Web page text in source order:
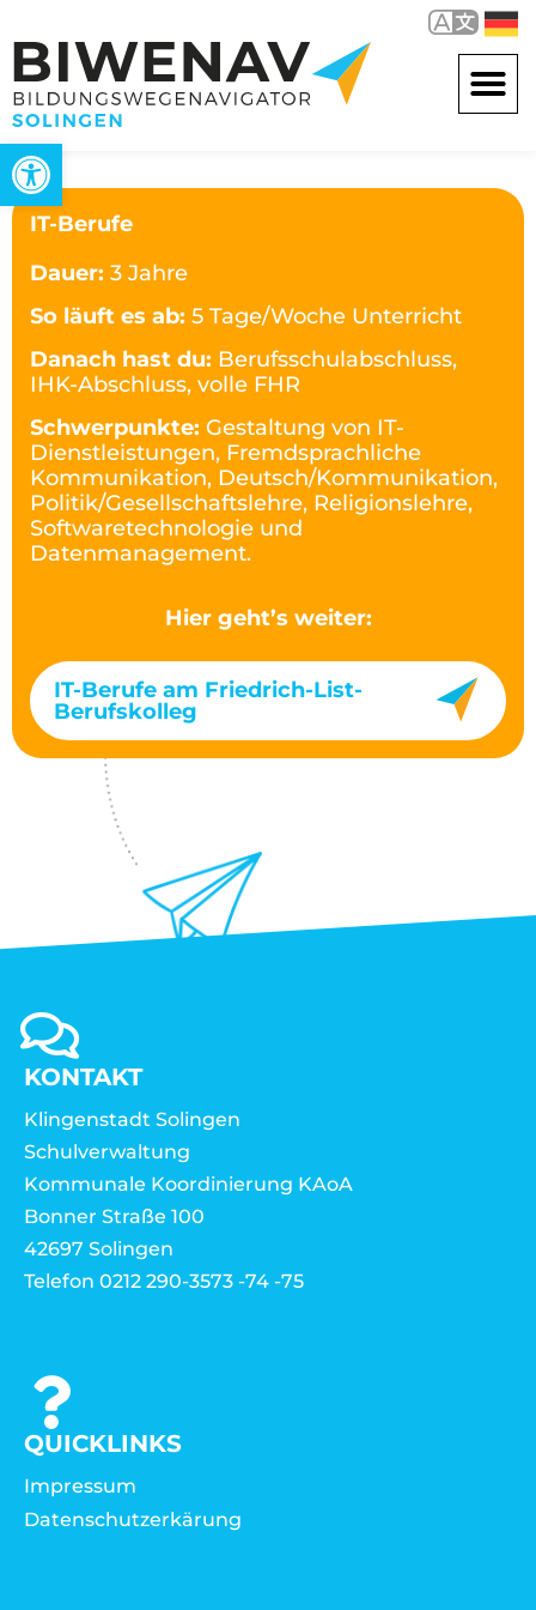
Werkzeugleiste öffnen
IT-Berufe
Dauer: 3 Jahre
So läuft es ab: 5 Tage/Woche Unterricht
Danach hast du: Berufsschulabschluss,
IHK-Abschluss, volle FHR
Schwerpunkte: Gestaltung von IT-
Dienstleistungen, Fremdsprachliche
Kommunikation, Deutsch/Kommunikation,
Politik/Gesellschaftslehre, Religionslehre,
Softwaretechnologie und
Datenmanagement.
Hier geht’s weiter:
IT-Berufe am Friedrich-List-
Berufskolleg
KONTAKT
Klingenstadt Solingen
Schulverwaltung
Kommunale Koordinierung KAoA
Bonner Straße 100
42697 Solingen
Telefon 0212 290-3573 -74 -75
QUICKLINKS
Impressum
Datenschutzerkärung